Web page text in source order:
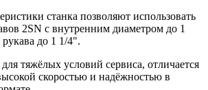
станка позволяют использовать
2SN с внутренним диаметром до 1
до 1 1/4".
тяжёлых условий сервиса, отличается
скоростью и надёжностью в